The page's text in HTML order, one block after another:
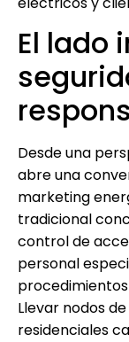
El lado
Desde una
abre una
marketing
tradicional
control de
personal
Llevar nodos
residenciales